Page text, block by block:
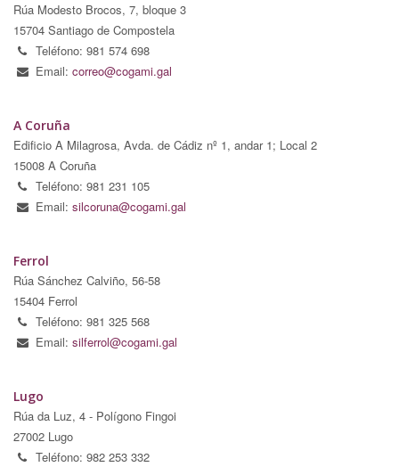
Rúa Modesto Brocos, 7, bloque 3
15704 Santiago de Compostela
Teléfono: 981 574 698
Email: correo@cogami.gal
A Coruña
Edificio A Milagrosa, Avda. de Cádiz nº 1, andar 1; Local 2
15008 A Coruña
Teléfono: 981 231 105
Email: silcoruna@cogami.gal
Ferrol
Rúa Sánchez Calviño, 56-58
15404 Ferrol
Teléfono: 981 325 568
Email: silferrol@cogami.gal
Lugo
Rúa da Luz, 4 - Polígono Fingoi
27002 Lugo
Teléfono: 982 253 332